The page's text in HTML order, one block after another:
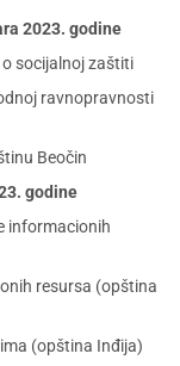
2023. godine
socijalnoj zaštiti
ravnopravnosti
Beočin
godine
informacionih
resursa (opština
(opština Inđija)